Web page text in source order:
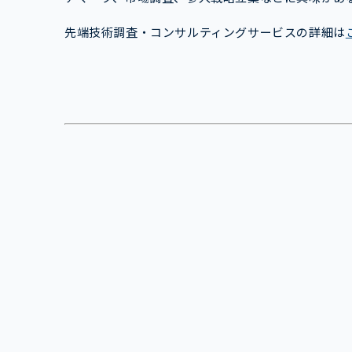
先端技術調査・コンサルティングサービスの詳細は